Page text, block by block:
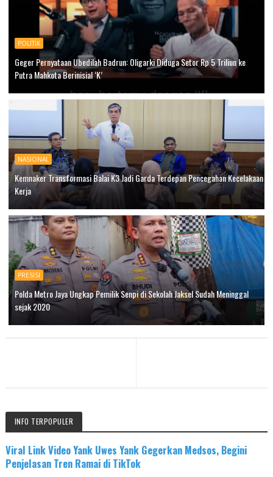
POLITIK
Geger Pernyataan Ubedilah Badrun: Oligarki Diduga Setor Rp 5 Triliun ke
Putra Mahkota Berinisial ‘K’
NASIONAL
Kemnaker Transformasi Balai K3 Jadi Garda Terdepan Pencegahan Kecelakaan
Kerja
PRESISI
Polda Metro Jaya Ungkap Pemilik Senpi di Sekolah Jaksel Sudah Meninggal
sejak 2020
INFO TERPOPULER
Viral Link Video Yank Uwes Yank Gegerkan Medsos, Begini
Penjelasan Tren Ramai di TikTok